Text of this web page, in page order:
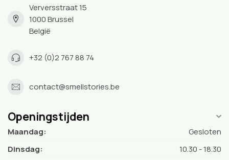
Verversstraat 15
1000 Brussel
België
+32 (0)2 767 88 74
contact@smellstories.be
Openingstijden
Maandag:
Gesloten
Dinsdag:
10.30 - 18.30